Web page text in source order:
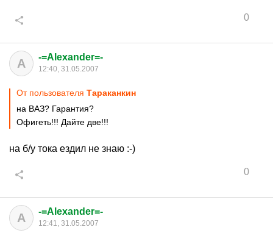
0
A -=Alexander=-
12:40, 31.05.2007
От пользователя Тараканкин
на ВАЗ? Гарантия?
Офигеть!!! Дайте две!!!
на б/у тока ездил не знаю :-)
0
A -=Alexander=-
12:41, 31.05.2007